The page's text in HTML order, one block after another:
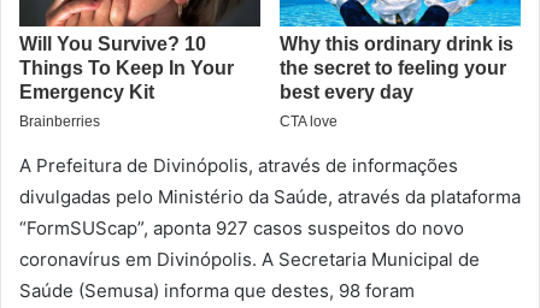
A Prefeitura de Divinópolis, através de informações
divulgadas pelo Ministério da Saúde, através da plataforma
“FormSUScap”, aponta 927 casos suspeitos do novo
coronavírus em Divinópolis. A Secretaria Municipal de
Saúde (Semusa) informa que destes, 98 foram